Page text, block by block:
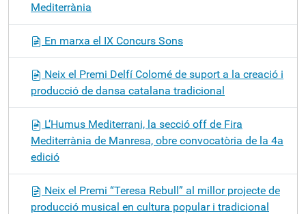
Mediterrània
En marxa el IX Concurs Sons
Neix el Premi Delfí Colomé de suport a la creació i
producció de dansa catalana tradicional
L’Humus Mediterrani, la secció off de Fira
Mediterrània de Manresa, obre convocatòria de la 4a
edició
Neix el Premi “Teresa Rebull” al millor projecte de
producció musical en cultura popular i tradicional